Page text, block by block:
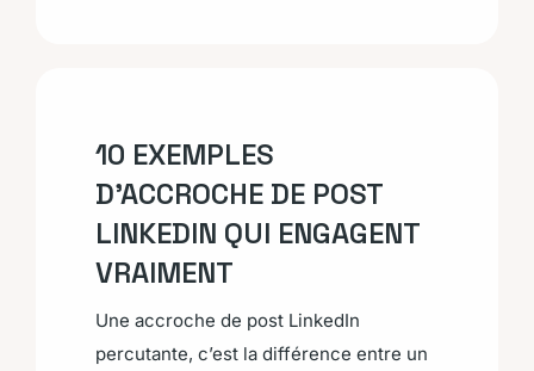
10 EXEMPLES
D’ACCROCHE DE POST
LINKEDIN QUI ENGAGENT
VRAIMENT
Une accroche de post LinkedIn
percutante, c’est la différence entre un